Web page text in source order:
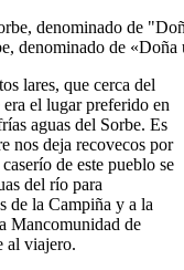
denominado de «Doña
lares, que cerca del
el lugar preferido en
aguas del Sorbe. Es
nos deja recovecos por
de este pueblo se
del río para
de la Campiña y a la
Mancomunidad de
al viajero.